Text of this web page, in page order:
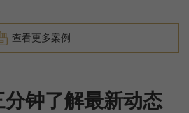
查看更多案例
分钟了解最新动态